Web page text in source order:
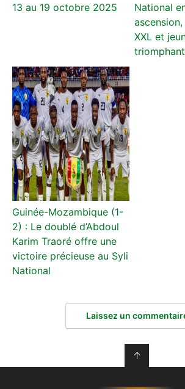
13 au 19 octobre 2025
National
XXL et
Guinée-Mozambique (1-
2) : Le doublé d’Abdoul
Karim Traoré offre une
victoire précieuse au Syli
National
Laissez un
↑